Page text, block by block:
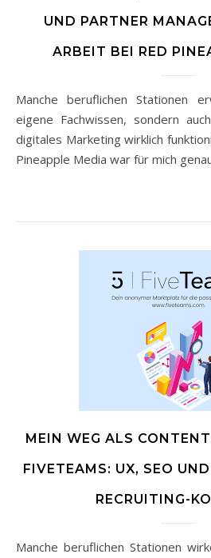
UND PARTNER
ARBEIT BEI RED
Manche beruflichen Stationen erweitern nicht nur das
eigene Fachwissen, sondern
digitales Marketing wirklich
Pineapple Media war für mich
MEIN WEG ALS
FIVETEAMS: UX, SEO
RECRUITING-
Manche beruflichen Stationen wirken rückblickend wie ein